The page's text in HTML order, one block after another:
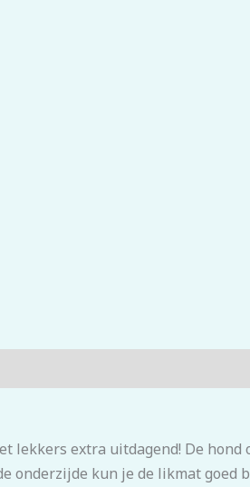
lekkers extra uitdagend! De hond
onderzijde kun je de likmat goed